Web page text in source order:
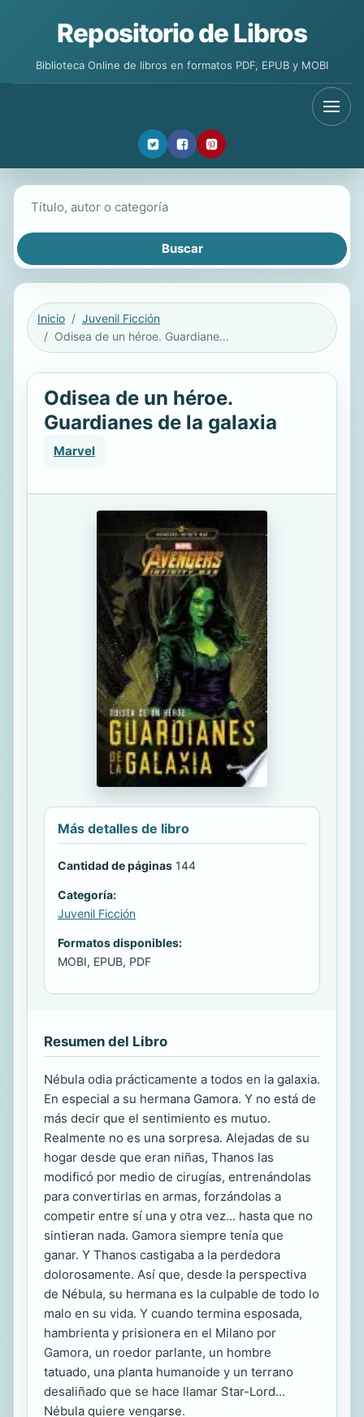
Repositorio de Libros
Biblioteca Online de libros en formatos PDF, EPUB y MOBI
Inicio
Juvenil Ficción
Odisea de un héroe. Guardianes de la galaxia
Odisea de un héroe.
Guardianes de la galaxia
Marvel
Más detalles de libro
Cantidad de páginas 144
Categoría:
Juvenil Ficción
Formatos disponibles:
MOBI, EPUB, PDF
Resumen del Libro
Nébula odia prácticamente a todos en la galaxia.
En especial a su hermana Gamora. Y no está de
más decir que el sentimiento es mutuo.
Realmente no es una sorpresa. Alejadas de su
hogar desde que eran niñas, Thanos las
modificó por medio de cirugías, entrenándolas
para convertirlas en armas, forzándolas a
competir entre sí una y otra vez... hasta que no
sintieran nada. Gamora siempre tenía que
ganar. Y Thanos castigaba a la perdedora
dolorosamente. Así que, desde la perspectiva
de Nébula, su hermana es la culpable de todo lo
malo en su vida. Y cuando termina esposada,
hambrienta y prisionera en el Milano por
Gamora, un roedor parlante, un hombre
tatuado, una planta humanoide y un terrano
desaliñado que se hace llamar Star-Lord...
Nébula quiere vengarse.